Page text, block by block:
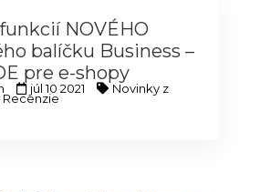
NOVÉHO
balíčku Business –
pre e-shopy
júl 10 2021 Novinky z
Recenzie